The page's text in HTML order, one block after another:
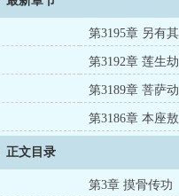
第3195章 另有
第3192章 莲生
第3189章 菩萨
第3186章 本座
正文目录
第3章 摸骨传功